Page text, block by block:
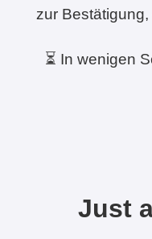
zur Bestätigung,
⏳ In wenigen
Just